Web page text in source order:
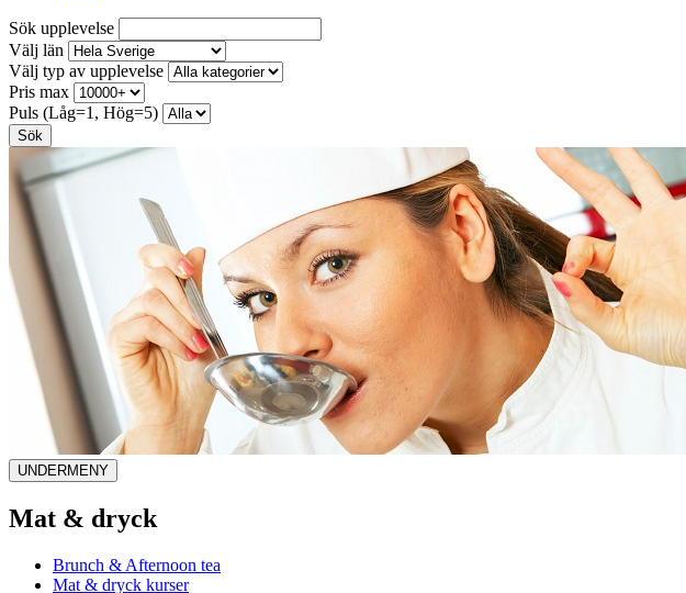
Sök upplevelse
Välj län
Välj typ av upplevelse
Pris max
Puls (Låg=1, Hög=5)
UNDERMENY
Mat & dryck
Brunch & Afternoon tea
Mat & dryck kurser